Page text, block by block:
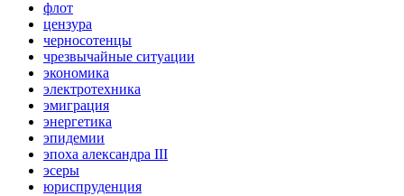
флот
цензура
черносотенцы
чрезвычайные ситуации
экономика
электротехника
эмиграция
энергетика
эпидемии
эпоха александра III
эсеры
юриспруденция